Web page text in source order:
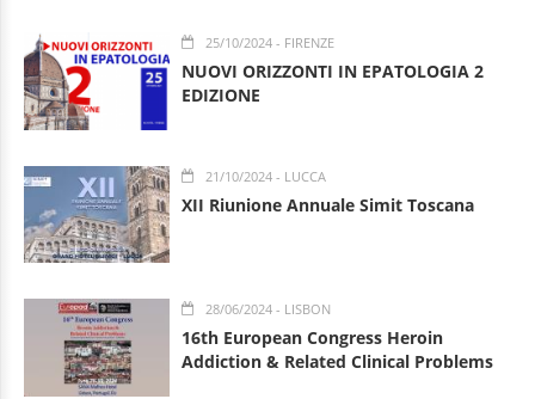
25/10/2024 - FIRENZE
NUOVI ORIZZONTI IN EPATOLOGIA 2
EDIZIONE
21/10/2024 - LUCCA
XII Riunione Annuale Simit Toscana
28/06/2024 - LISBON
16th European Congress Heroin
Addiction & Related Clinical Problems